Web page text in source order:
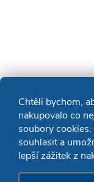
Chtěli bychom,
nakupovalo co
soubory
souhlasit a
lepší zážitek z